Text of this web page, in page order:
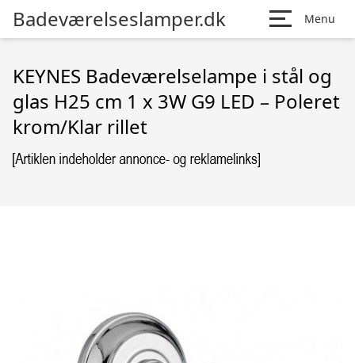
Badeværelseslamper.dk Menu
KEYNES Badeværelselampe i stål og
glas H25 cm 1 x 3W G9 LED – Poleret
krom/Klar rillet